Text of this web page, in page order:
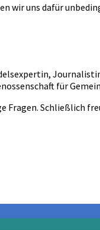
wir uns dafür
für
Fragen. Schließlich